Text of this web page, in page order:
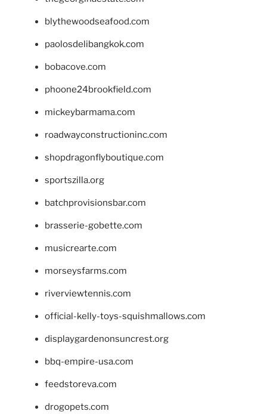
blythewoodseafood.com
paolosdelibangkok.com
bobacove.com
phoone24brookfield.com
mickeybarmama.com
roadwayconstructioninc.com
shopdragonflyboutique.com
sportszilla.org
batchprovisionsbar.com
brasserie-gobette.com
musicrearte.com
morseysfarms.com
riverviewtennis.com
official-kelly-toys-squishmallows.com
displaygardenonsuncrest.org
bbq-empire-usa.com
feedstoreva.com
drogopets.com